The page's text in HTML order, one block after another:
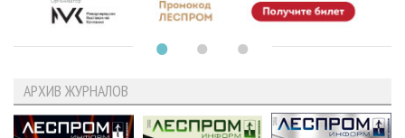
АРХИВ ЖУРНАЛОВ